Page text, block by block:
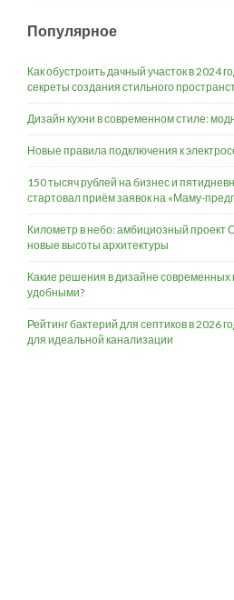
Популярное
Как обустроить дачный участок в 2024
секреты создания стильного
Дизайн кухни в современном стиле:
Новые правила подключения к
150 тысяч рублей на бизнес и
стартовал приём заявок на «Маму-
Километр в небо: амбициозный проект
новые высоты архитектуры
Какие решения в дизайне современных
удобными?
Рейтинг бактерий для септиков в 2026
для идеальной канализации